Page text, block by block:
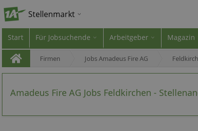
Stellenmarkt
Start Für Jobsuchende Arbeitgeber Magazin
Firmen Jobs Amadeus Fire AG
Amadeus Fire AG Jobs Feldkirchen -